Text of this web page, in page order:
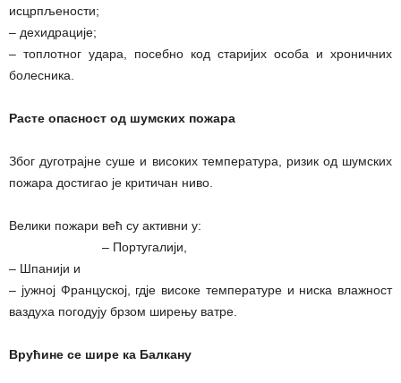
исцрпљености;
– дехидрације;
– топлотног удара, посебно код старијих особа и хроничних
болесника.
Расте опасност од шумских пожара
Због дуготрајне суше и високих температура, ризик од шумских
пожара достигао је критичан ниво.
Велики пожари већ су активни у:
– Португалији,
– Шпанији и
– јужној Француској, гдје високе температуре и ниска влажност
ваздуха погодују брзом ширењу ватре.
Врућине се шире ка Балкану